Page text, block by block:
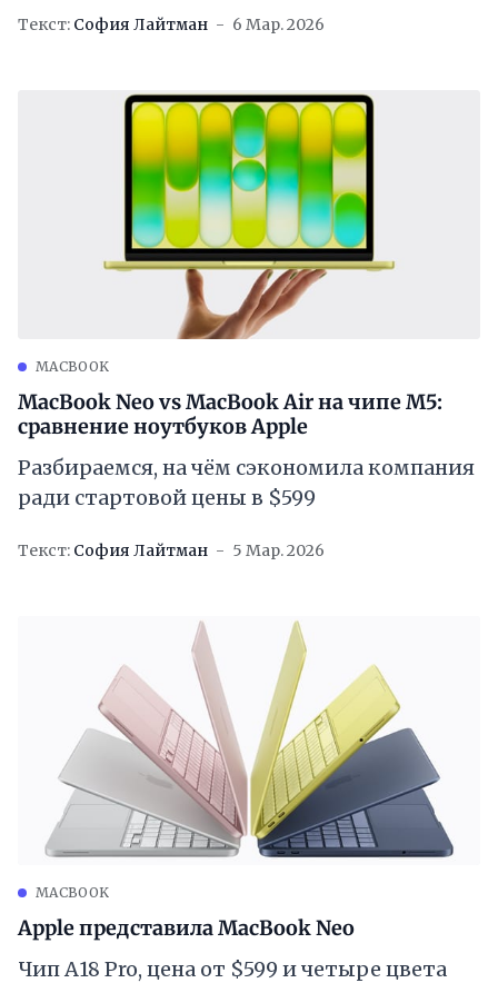
Текст: София Лайтман 6 Мар. 2026
MACBOOK
MacBook Neo vs MacBook Air на чипе M5:
сравнение ноутбуков Apple
Разбираемся, на чём сэкономила компания
ради стартовой цены в $599
Текст: София Лайтман 5 Мар. 2026
MACBOOK
Apple представила MacBook Neo
Чип A18 Pro, цена от $599 и четыре цвета